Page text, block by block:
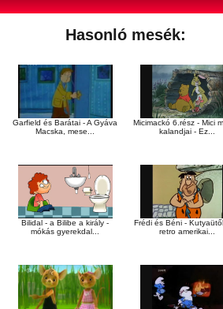
Hasonló mesék:
Garfield és Barátai - A Gyáva
Macska, mese...
Micimackó 6.rész - Mici
kalandjai - Ez...
Bilidal - a Bilibe a király -
mókás gyerekdal...
Frédi és Béni -
retro amerikai...